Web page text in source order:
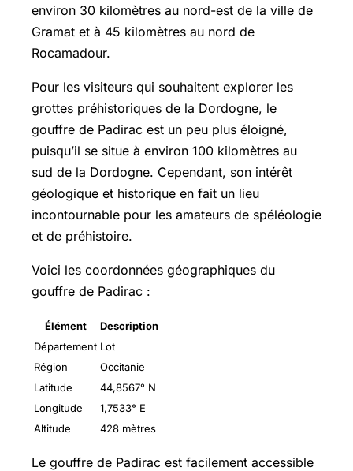
environ 30 kilomètres au nord-est de la ville de
Gramat et à 45 kilomètres au nord de
Rocamadour.
Pour les visiteurs qui souhaitent explorer les
grottes préhistoriques de la Dordogne, le
gouffre de Padirac est un peu plus éloigné,
puisqu’il se situe à environ 100 kilomètres au
sud de la Dordogne. Cependant, son intérêt
géologique et historique en fait un lieu
incontournable pour les amateurs de spéléologie
et de préhistoire.
Voici les coordonnées géographiques du
gouffre de Padirac :
Élément
Description
Département Lot
Région
Occitanie
Latitude
44,8567° N
Longitude
1,7533° E
Altitude
428 mètres
Le gouffre de Padirac est facilement accessible